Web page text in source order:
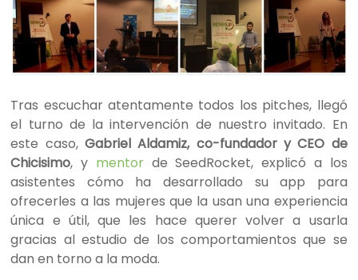
Tras escuchar atentamente todos los pitches, llegó
el turno de la intervención de nuestro invitado. En
este caso,Gabriel Aldamiz, co-fundador y CEO de
Chicisimo, y mentorde SeedRocket, explicó a los
asistentes cómo ha desarrollado su app para
ofrecerles a las mujeres que la usan una experiencia
única e útil, que les hace querer volver a usarla
gracias al estudio de los comportamientos que se
dan en torno a la moda.